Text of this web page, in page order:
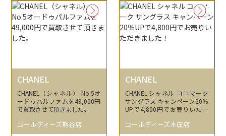
CHANEL
CHANEL（シャネル） No.5オ
ードゥパルファムを49,000円
で買取させて頂きました。
ゴールディーズ熊谷店
CHANEL
CHANEL シャネル ココマーク
サングラス キャンペーン20％
UPで4,800円でお売りいただ
ゴールディーズ本庄店